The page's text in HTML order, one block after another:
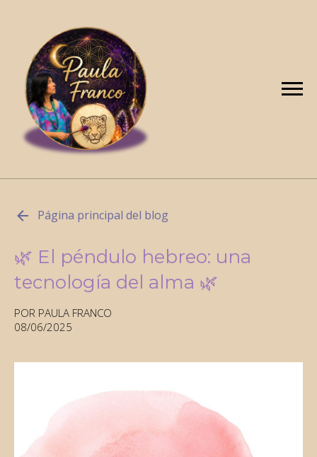
Página principal del blog
🌿 El péndulo hebreo: una
tecnología del alma 🌿
POR PAULA FRANCO
08/06/2025